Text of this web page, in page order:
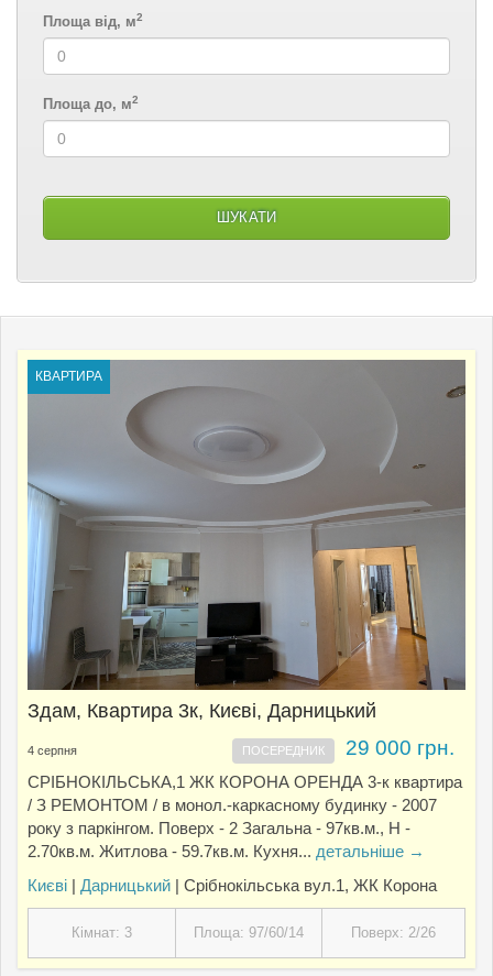
Площа від, м2
Площа до, м2
КВАРТИРА
Здам, Квартира 3к, Києвi, Дарницький
4 серпня ПОСЕРЕДНИК 29 000 грн.
СРІБНОКІЛЬСЬКА,1 ЖК КОРОНА ОРЕНДА 3-к квартира
/ З РЕМОНТОМ / в монол.-каркасному будинку - 2007
року з паркінгом. Поверх - 2 Загальна - 97кв.м., Н -
2.70кв.м. Житлова - 59.7кв.м. Кухня... детальніше →
Києвi | Дарницький | Срібнокільська вул.1, ЖК Корона
Кімнат: 3 Площа: 97/60/14 Поверх: 2/26